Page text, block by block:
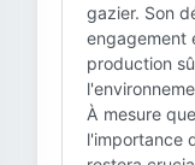
gazier. Son
engagement
production
À mesure
l'importance